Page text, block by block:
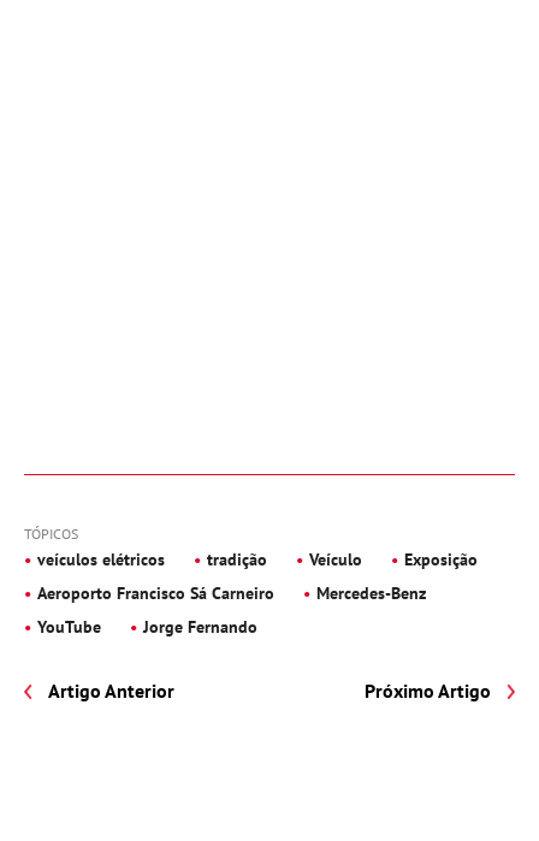
TÓPICOS
veículos elétricos tradição Veículo
Exposição
Aeroporto Francisco Sá Carneiro
Mercedes-Benz
YouTube
Jorge Fernando
Artigo Anterior Próximo Artigo